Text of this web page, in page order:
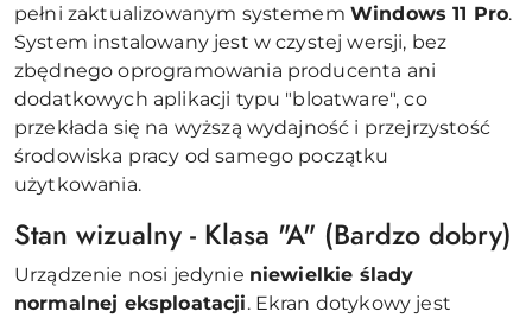
pełni zaktualizowanym systemem Windows 11 Pro.
System instalowany jest w czystej wersji, bez
zbędnego oprogramowania producenta ani
dodatkowych aplikacji typu "bloatware", co
przekłada się na wyższą wydajność i przejrzystość
środowiska pracy od samego początku
użytkowania.
Stan wizualny - Klasa "A" (Bardzo dobry)
Urządzenie nosi jedynie niewielkie ślady
normalnej eksploatacji. Ekran dotykowy jest